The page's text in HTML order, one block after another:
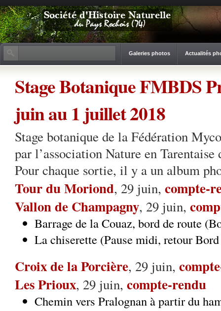
Galeries photos Actualités
Stage Botanique FMBDS
juin au 1 juillet 2018
Stage botanique de la Fédération
par l’association Nature en
Pour chaque sortie, il y a un album
Tour du Moriond, 29 juin, compte-
Vallon de Champagny, 29 juin,
Barrage de la Couaz, bord de route
La chiserette (Pause midi, retour
Croix de la Porcière, 29 juin,
Les Prioux, 29 juin, compte-rendu
Chemin vers Pralognan à partir du